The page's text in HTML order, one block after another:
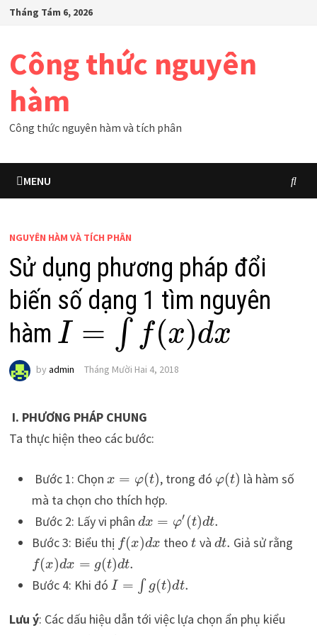
SkipTháng Tám 6, 2026
Công thức nguyên
hàm
Công thức nguyên hàm và tích phân
MENU
NGUYÊN HÀM VÀ TÍCH PHÂN
Sử dụng phương pháp đổi
biến số dạng 1 tìm nguyên
hàm I = ∫ f(x)dx
by admin Tháng Mười Hai 4, 2018
I. PHƯƠNG PHÁP CHUNG
Ta thực hiện theo các bước:
Bước 1: Chọn x = φ(t), trong đó φ(t) là hàm số
mà ta chọn cho thích hợp.
Bước 2: Lấy vi phân dx = φ′ (t)dt.
Bước 3: Biểu thị f(x)dx theot và dt. Giả sử rằng
f(x)dx = g(t)dt.
Bước 4: Khi đó I = ∫ g(t)dt.
Lưu ý: Các dấu hiệu dẫn tới việc lựa chọn ẩn phụ kiểu